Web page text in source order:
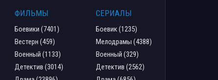
ФИЛЬМЫ
Боевики (7401)
Вестерн (459)
Военный (1133)
Детектив (3014)
СЕРИАЛЫ
Боевик (1235)
Мелодрамы (4388)
Военный (329)
Детектив (2562)